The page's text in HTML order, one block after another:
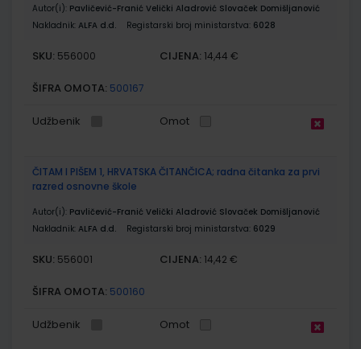
Autor(i): Pavličević-Franić Velički Aladrović Slovaček Domišljanović
Nakladnik: ALFA d.d. Registarski broj ministarstva: 6028
SKU: 556000 CIJENA: 14,44 €
ŠIFRA OMOTA: 500167
Udžbenik Omot
ČITAM I PIŠEM 1, HRVATSKA ČITANČICA; radna čitanka za prvi
razred osnovne škole
Autor(i): Pavličević-Franić Velički Aladrović Slovaček Domišljanović
Nakladnik: ALFA d.d. Registarski broj ministarstva: 6029
SKU: 556001 CIJENA: 14,42 €
ŠIFRA OMOTA: 500160
Udžbenik Omot